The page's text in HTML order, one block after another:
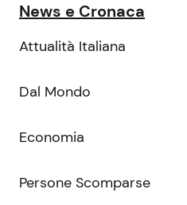
News e Cronaca
Attualità Italiana
Dal Mondo
Economia
Persone Scomparse